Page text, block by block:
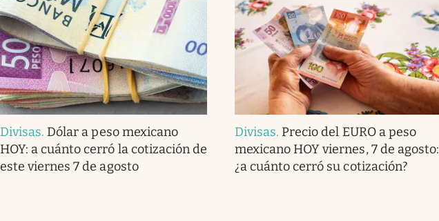
Divisas. Dólar a peso mexicano
HOY: a cuánto cerró la cotización de
este viernes 7 de agosto
Divisas. Precio del EURO a peso
mexicano HOY viernes, 7 de agosto:
¿a cuánto cerró su cotización?